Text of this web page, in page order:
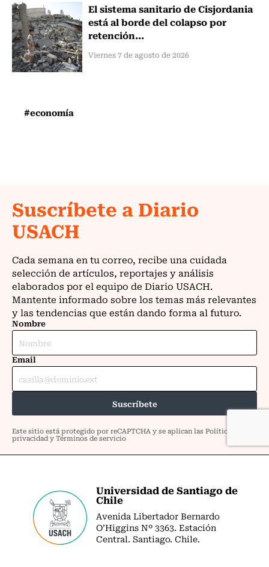
El sistema sanitario de Cisjordania
está al borde del colapso por
retención...
Viernes 7 de agosto de 2026
#economía
Universidad de Santiago de
Chile
Avenida Libertador Bernardo
O’Higgins Nº 3363. Estación
Central. Santiago. Chile.